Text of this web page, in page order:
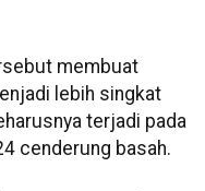
membuat
lebih singkat
terjadi pada
cenderung basah.